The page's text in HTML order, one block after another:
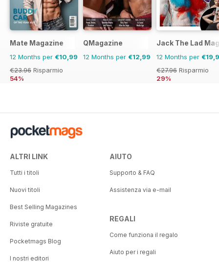
Mate Magazine
12 Months per €10,99
€23.96 Risparmio
54%
QMagazine
12 Months per €12,99
Jack The Lad
12 Months per
€27.96 Risparmio
29%
ALTRI LINK
Tutti i titoli
Nuovi titoli
Best Selling Magazines
Riviste gratuite
Pocketmags Blog
I nostri editori
AIUTO
Supporto & FAQ
Assistenza via e-mail
REGALI
Come funziona il regalo
Aiuto per i regali